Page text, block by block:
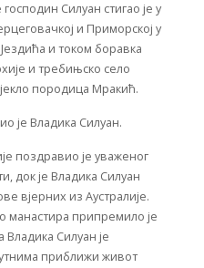
Силуан стигао је у
и Приморској у
и током боравка
и требињско село
породица Мракић.
је Владика Силуан.
поздравио је уваженог
док је Владика Силуан
вјерних из Аустралије.
манастира припремило је
Силуан је
приближи живот